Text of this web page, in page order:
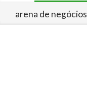
arena de negócios